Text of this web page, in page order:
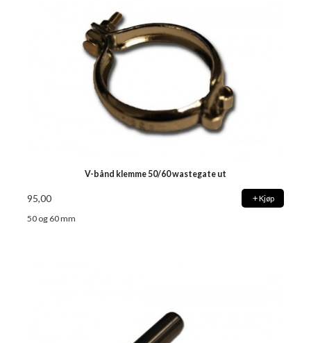
V-bånd klemme 50/60 wastegate ut
95,00 Kjøp
50 og 60 mm